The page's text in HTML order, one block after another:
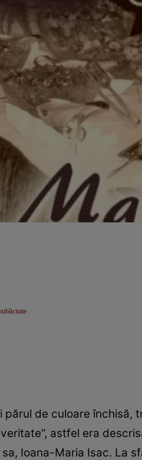
de culoare închisă,
astfel era
Ioana-Maria Isac. La